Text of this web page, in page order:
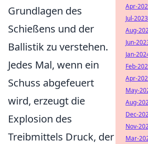
Grundlagen des
Schießens und der
Ballistik zu verstehen.
Jedes Mal, wenn ein
Schuss abgefeuert
wird, erzeugt die
Explosion des
Treibmittels Druck, der
Apr-
Jul-2023
Aug-
Jun-
Jan-
Feb-
Apr-
May-
Aug-
Dec-
Nov-
Mar-